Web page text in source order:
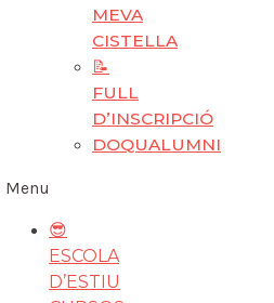
MEVA
CISTELLA
📝
FULL
D’INSCRIPCIÓ
DOQUALUMNI
Menu
😎
ESCOLA
D’ESTIU